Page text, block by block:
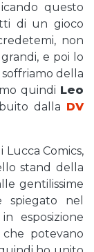
questo
di un gioco
non
e poi lo
della
quindi Leo
dalla DV
Comics,
stand della
gentilissime
spiegato nel
esposizione
che potevano